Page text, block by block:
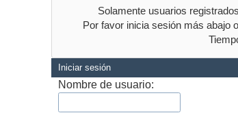
Solamente usuarios
Por favor inicia sesión más abajo o
Iniciar sesión
Nombre de usuario: